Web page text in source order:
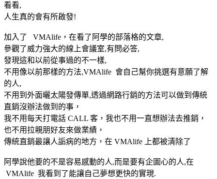
看看,
人生真的會有所啟發!
加入了 VMAlife，在看了阿學的部落格的文章,
參觀了威力強大的線上會議室,有問必答,
發現這和以前從事過的不一樣,
不用像以前那樣的方法,VMAlife 會自己幫你挑選有意願了解
的人,
不用到外面曬太陽發傳單,透過網路行銷的方法可以做到傳統
直銷沒辦法做到的事，
我不用每天打電話 CALL 客，我也不用一直想辦法去推銷，
也不用拉親朋好友來做業績，
傳統直銷最讓人詬病的地方，在 VMAlife 上都被清除了
阿學說他要的不是容易感動的人,而是要有企圖心的人,在
VMAlife 我看到了能讓自己夢想更快的實現.